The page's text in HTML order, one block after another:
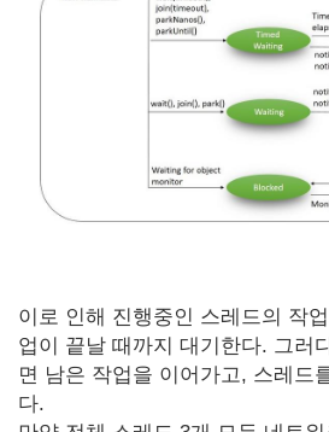
이로 인해 진행중인 스레드의 작
업이 끝날 때까지 대기한다. 그러
면 남은 작업을 이어가고, 스레드
다.